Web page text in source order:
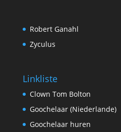
Robert Ganahl
Zyculus
Linkliste
Clown Tom Bolton
Goochelaar (Niederlande)
Goochelaar huren